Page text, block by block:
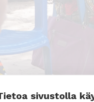
sivustolla